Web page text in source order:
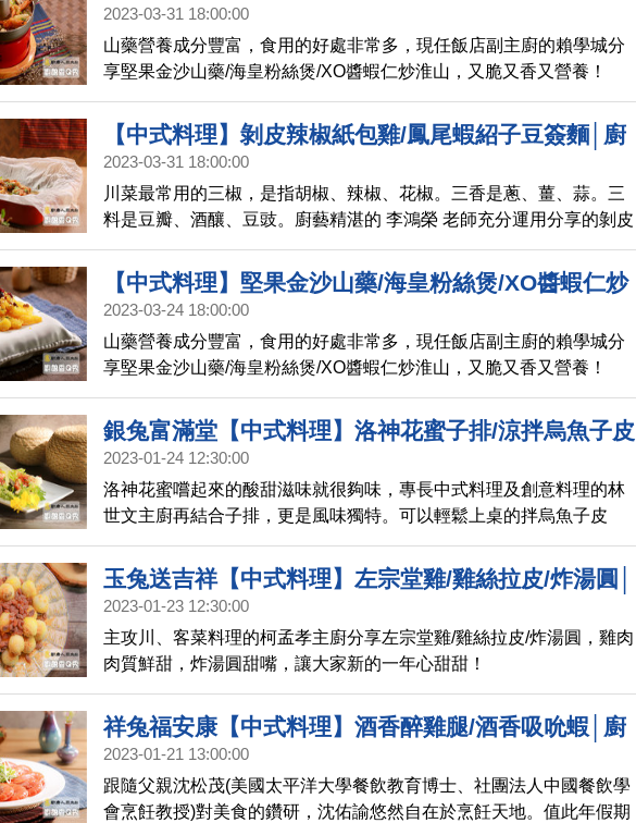
淮山│廚娘香Q秀(728)
2023-03-31 18:00:00
山藥營養成分豐富，食用的好處非常多，現任飯店副主廚的賴學城分
享堅果金沙山藥/海皇粉絲煲/XO醬蝦仁炒淮山，又脆又香又營養！
【中式料理】剝皮辣椒紙包雞/鳳尾蝦紹子豆簽麵│廚
娘香Q秀(729)預告
2023-03-31 18:00:00
川菜最常用的三椒，是指胡椒、辣椒、花椒。三香是蔥、薑、蒜。三
料是豆瓣、酒釀、豆豉。廚藝精湛的 李鴻榮 老師充分運用分享的剝皮
辣椒紙包雞/鳳尾蝦紹子豆簽麵，美味吮指！
【中式料理】堅果金沙山藥/海皇粉絲煲/XO醬蝦仁炒
淮山│廚娘香Q秀(728)預告
2023-03-24 18:00:00
山藥營養成分豐富，食用的好處非常多，現任飯店副主廚的賴學城分
享堅果金沙山藥/海皇粉絲煲/XO醬蝦仁炒淮山，又脆又香又營養！
銀兔富滿堂【中式料理】洛神花蜜子排/涼拌烏魚子皮
蛋/桂花炒秋蟹│廚娘香Q秀(HDNCK19)
2023-01-24 12:30:00
洛神花蜜嚐起來的酸甜滋味就很夠味，專長中式料理及創意料理的林
世文主廚再結合子排，更是風味獨特。可以輕鬆上桌的拌烏魚子皮
蛋，以烏魚子及皮蛋兩種不同食材結合成絕美滋味。秋蟹肉嫩鮮甜膏
又飽滿加入像桂花般的蛋花，美味鮮甜讓人沉醉。
玉兔送吉祥【中式料理】左宗堂雞/雞絲拉皮/炸湯圓│
廚娘香Q秀(HDNCK18)
2023-01-23 12:30:00
主攻川、客菜料理的柯孟孝主廚分享左宗堂雞/雞絲拉皮/炸湯圓，雞肉
肉質鮮甜，炸湯圓甜嘴，讓大家新的一年心甜甜！
祥兔福安康【中式料理】酒香醉雞腿/酒香吸吮蝦│廚
娘香Q秀(HDSNCK16)
2023-01-21 13:00:00
跟隨父親沈松茂(美國太平洋大學餐飲教育博士、社團法人中國餐飲學
會烹飪教授)對美食的鑽研，沈佑諭悠然自在於烹飪天地。值此年假期